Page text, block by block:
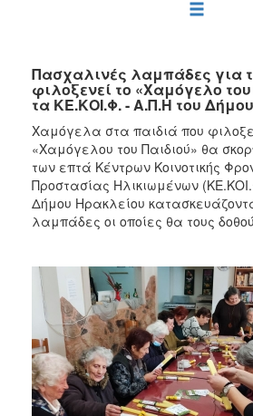
2022
2021
2020
2019
2018
2017
2016
2015
2013
2012
2011
2010
2006
Πασχαλινές λαμπάδες για
φιλοξενεί το «Χαμόγελο
τα ΚΕ.ΚΟΙ.Φ. - Α.Π.Η του
Χαμόγελα στα παιδιά που
«Χαμόγελου του Παιδιού» θα
των επτά Κέντρων Κοινοτικής
Προστασίας Ηλικιωμένων
Δήμου Ηρακλείου
λαμπάδες οι οποίες θα τους